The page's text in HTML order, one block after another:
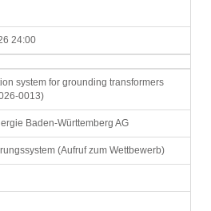
24:00
system for grounding transformers
0013)
Baden-Württemberg AG
(Aufruf zum Wettbewerb)